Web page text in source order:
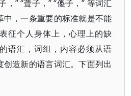
，” “聋子，” “傻子，” 等词汇
中，一条重要的标准就是不能
征个人身体上，心理上的缺
语汇，词组，内容必须从语
造新的语言词汇。下面列出